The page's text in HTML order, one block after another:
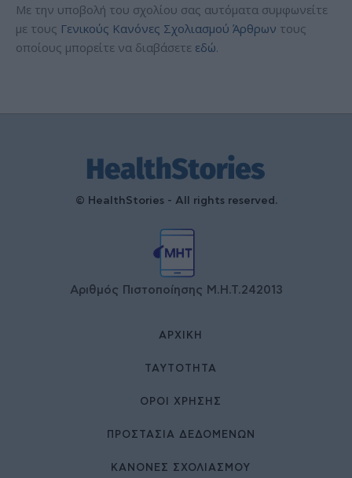
Με την υποβολή του σχολίου σας αυτόματα συμφωνείτε
με τους Γενικούς Κανόνες Σχολιασμού Άρθρων τους
οποίους μπορείτε να διαβάσετε εδώ.
© HealthStories - All rights reserved.
Αριθμός Πιστοποίησης Μ.Η.Τ.242013
ΑΡΧΙΚΉ
ΤΑΥΤΌΤΗΤΑ
ΌΡΟΙ ΧΡΉΣΗΣ
ΠΡΟΣΤΑΣΙΑ ΔΕΔΟΜΕΝΩΝ
ΚΑΝΟΝΕΣ ΣΧΟΛΙΑΣΜΟΥ